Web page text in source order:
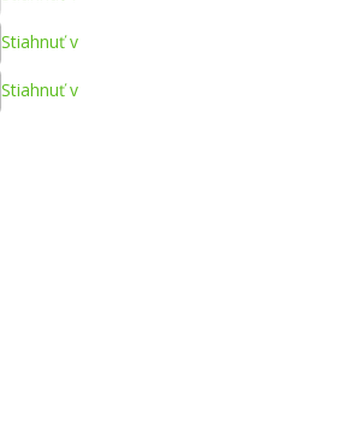
Stiahnuť v
Stiahnuť v